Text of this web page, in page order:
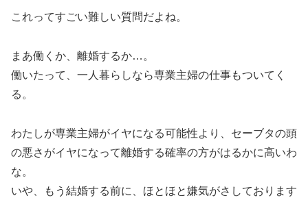
これってすごい難しい質問だよね。
まあ働くか、離婚するか…。
働いたって、一人暮らしなら専業主婦の仕事もついてく
る。
わたしが専業主婦がイヤになる可能性より、セーブタの頭
の悪さがイヤになって離婚する確率の方がはるかに高いわ
な。
いや、もう結婚する前に、ほとほと嫌気がさしております